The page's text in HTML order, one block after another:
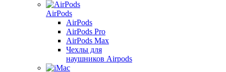
AirPods
AirPods
AirPods Pro
AirPods Max
Чехлы для
наушников Airpods